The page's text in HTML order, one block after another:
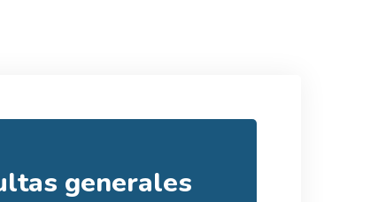
generales